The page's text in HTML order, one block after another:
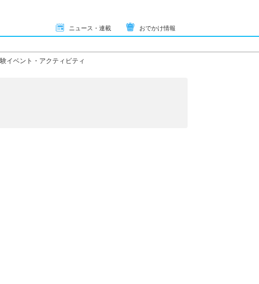
ニュース・連載 おでかけ情報
イベント・アクティビティ